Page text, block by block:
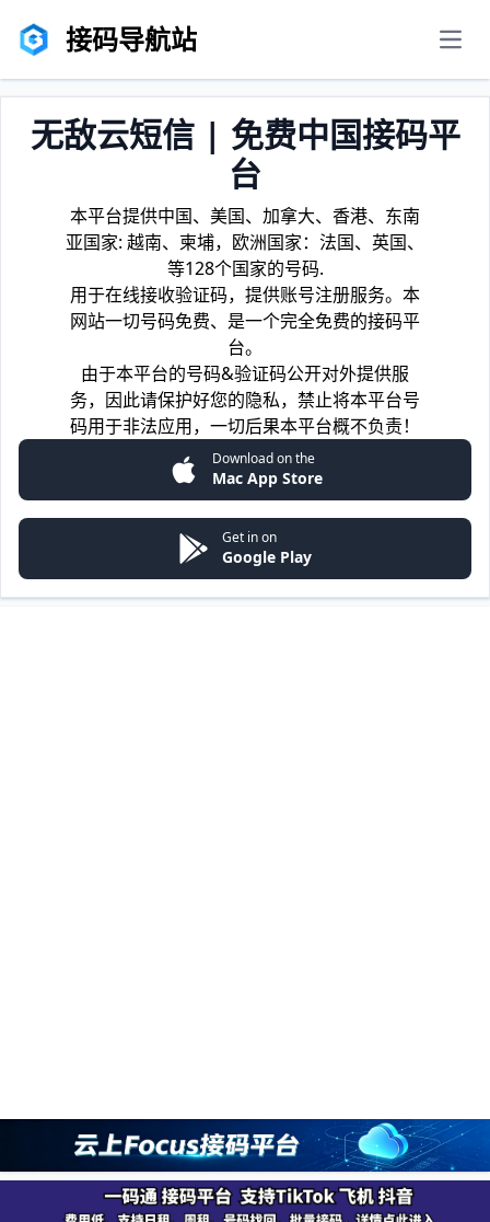
接码导航站
无敌云短信 | 免费中国接码平
台
本平台提供中国、美国、加拿大、香港、东南
亚国家: 越南、柬埔，欧洲国家：法国、英国、
等128个国家的号码.
用于在线接收验证码，提供账号注册服务。本
网站一切号码免费、是一个完全免费的接码平
台。
由于本平台的号码&验证码公开对外提供服
务，因此请保护好您的隐私，禁止将本平台号
码用于非法应用，一切后果本平台概不负责！
Download on the
Mac App Store
Get in on
Google Play